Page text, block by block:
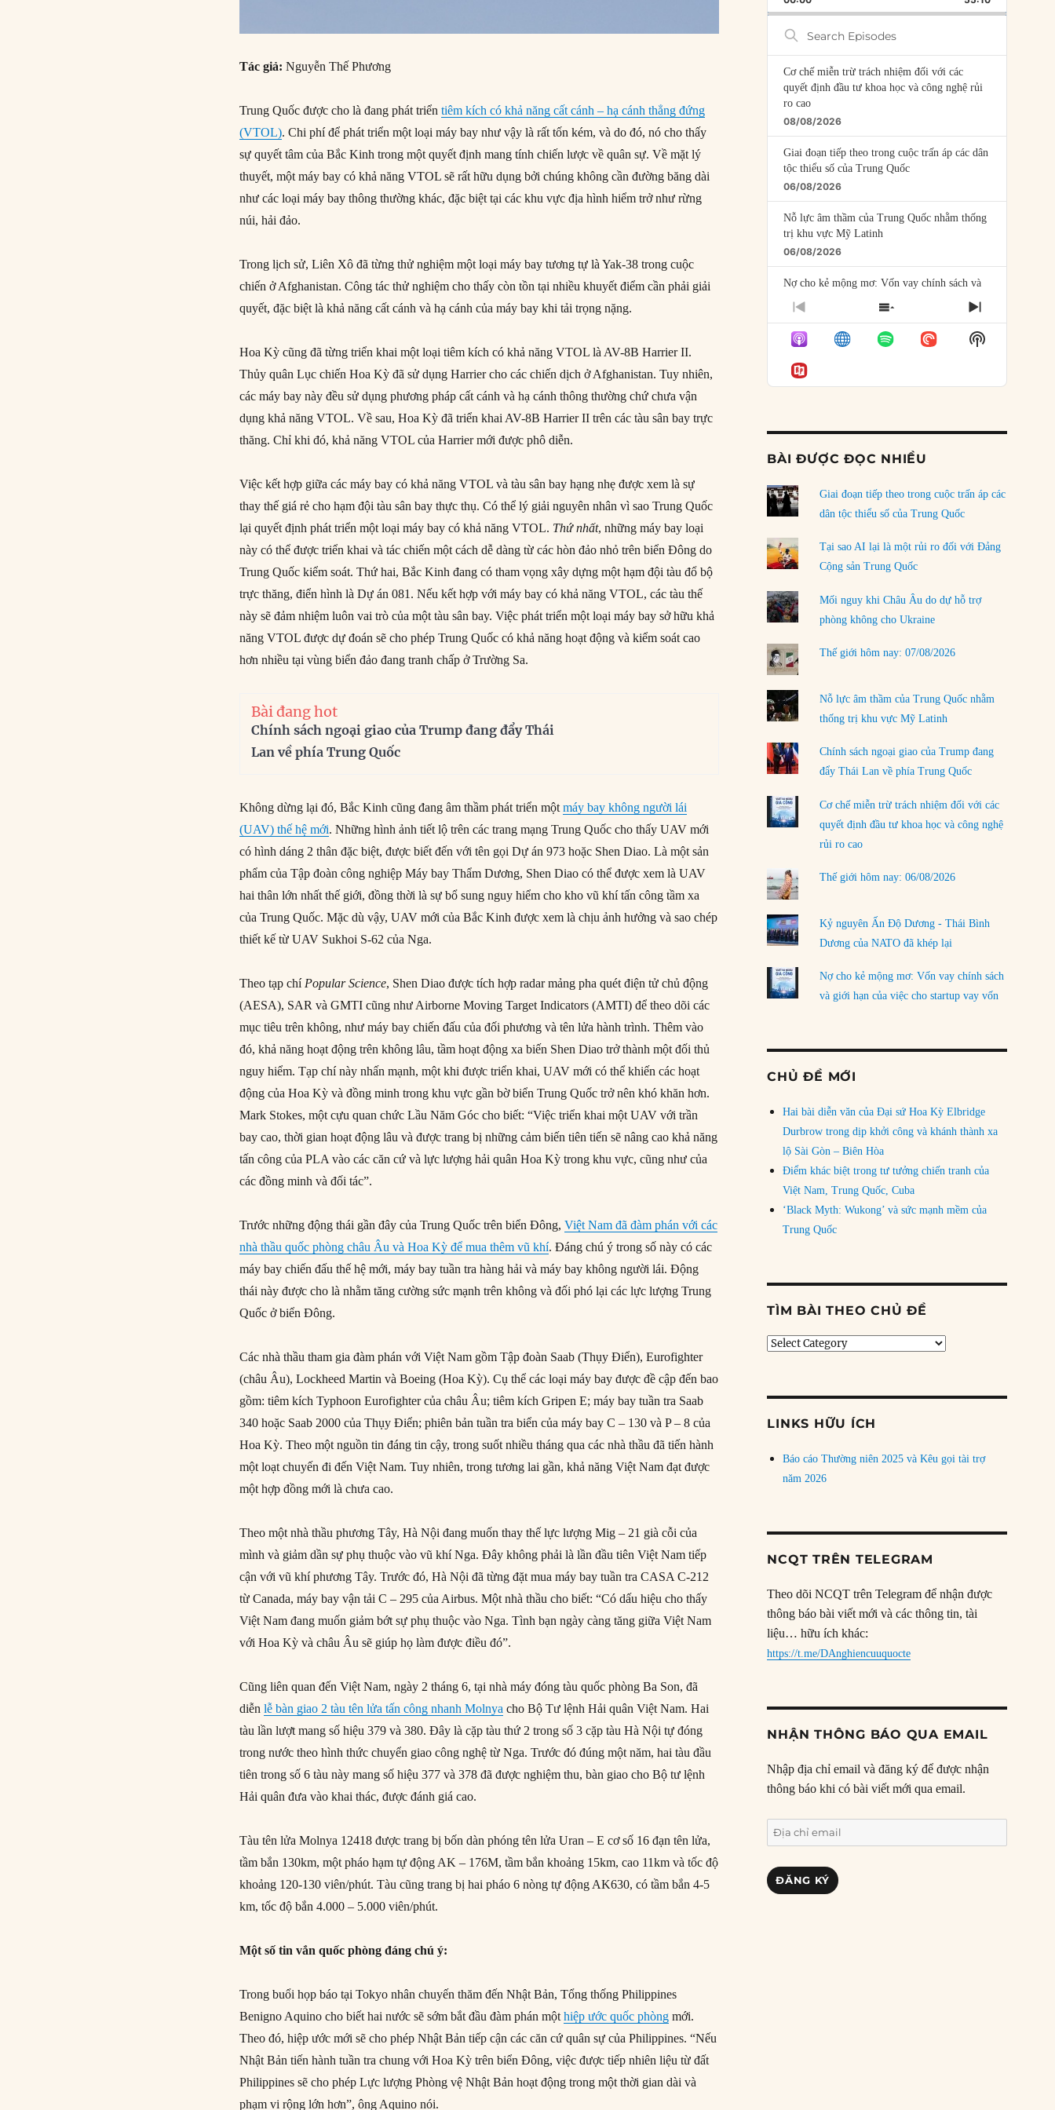
Tác giả: Nguyễn Thế Phương
Trung Quốc được cho là đang phát triểntiêm kích có khả năng cất cánh – hạ cánh thẳng đứng
(VTOL). Chi phí để phát triển một loại máy bay như vậy là rất tốn kém, và do đó, nó cho thấy
sự quyết tâm của Bắc Kinh trong một quyết định mang tính chiến lược về quân sự. Về mặt lý
thuyết, một máy bay có khả năng VTOL sẽ rất hữu dụng bởi chúng không cần đường băng dài
như các loại máy bay thông thường khác, đặc biệt tại các khu vực địa hình hiểm trở như rừng
núi, hải đảo.
Trong lịch sử, Liên Xô đã từng thử nghiệm một loại máy bay tương tự là Yak-38 trong cuộc
chiến ở Afghanistan. Công tác thử nghiệm cho thấy còn tồn tại nhiều khuyết điểm cần phải giải
quyết, đặc biệt là khả năng cất cánh và hạ cánh của máy bay khi tải trọng nặng.
Hoa Kỳ cũng đã từng triển khai một loại tiêm kích có khả năng VTOL là AV-8B Harrier II.
Thủy quân Lục chiến Hoa Kỳ đã sử dụng Harrier cho các chiến dịch ở Afghanistan. Tuy nhiên,
các máy bay này đều sử dụng phương pháp cất cánh và hạ cánh thông thường chứ chưa vận
dụng khả năng VTOL. Về sau, Hoa Kỳ đã triển khai AV-8B Harrier II trên các tàu sân bay trực
thăng. Chỉ khi đó, khả năng VTOL của Harrier mới được phô diễn.
Việc kết hợp giữa các máy bay có khả năng VTOL và tàu sân bay hạng nhẹ được xem là sự
thay thế giá rẻ cho hạm đội tàu sân bay thực thụ. Có thể lý giải nguyên nhân vì sao Trung Quốc
lại quyết định phát triển một loại máy bay có khả năng VTOL. Thứ nhất, những máy bay loại
này có thể được triển khai và tác chiến một cách dễ dàng từ các hòn đảo nhỏ trên biển Đông do
Trung Quốc kiểm soát. Thứ hai, Bắc Kinh đang có tham vọng xây dựng một hạm đội tàu đổ bộ
trực thăng, điển hình là Dự án 081. Nếu kết hợp với máy bay có khả năng VTOL, các tàu thế
này sẽ đảm nhiệm luôn vai trò của một tàu sân bay. Việc phát triển một loại máy bay sở hữu khả
năng VTOL được dự đoán sẽ cho phép Trung Quốc có khả năng hoạt động và kiểm soát cao
hơn nhiều tại vùng biển đảo đang tranh chấp ở Trường Sa.
Bài đang hot
Chính sách ngoại giao của Trump đang đẩy Thái
Lan về phía Trung Quốc
Không dừng lại đó, Bắc Kinh cũng đang âm thầm phát triển mộtmáy bay không người lái
(UAV) thế hệ mới. Những hình ảnh tiết lộ trên các trang mạng Trung Quốc cho thấy UAV mới
có hình dáng 2 thân đặc biệt, được biết đến với tên gọi Dự án 973 hoặc Shen Diao. Là một sản
phẩm của Tập đoàn công nghiệp Máy bay Thẩm Dương, Shen Diao có thể được xem là UAV
hai thân lớn nhất thế giới, đồng thời là sự bổ sung nguy hiểm cho kho vũ khí tấn công tầm xa
của Trung Quốc. Mặc dù vậy, UAV mới của Bắc Kinh được xem là chịu ảnh hưởng và sao chép
thiết kế từ UAV Sukhoi S-62 của Nga.
Theo tạp chí Popular Science, Shen Diao được tích hợp radar mảng pha quét điện tử chủ động
(AESA), SAR và GMTI cũng như Airborne Moving Target Indicators (AMTI) để theo dõi các
mục tiêu trên không, như máy bay chiến đấu của đối phương và tên lửa hành trình. Thêm vào
đó, khả năng hoạt động trên không lâu, tầm hoạt động xa biến Shen Diao trở thành một đối thủ
nguy hiểm. Tạp chí này nhấn mạnh, một khi được triển khai, UAV mới có thể khiến các hoạt
động của Hoa Kỳ và đồng minh trong khu vực gần bờ biển Trung Quốc trở nên khó khăn hơn.
Mark Stokes, một cựu quan chức Lầu Năm Góc cho biết: “Việc triển khai một UAV với trần
bay cao, thời gian hoạt động lâu và được trang bị những cảm biến tiên tiến sẽ nâng cao khả năng
tấn công của PLA vào các căn cứ và lực lượng hải quân Hoa Kỳ trong khu vực, cũng như của
các đồng minh và đối tác”.
Trước những động thái gần đây của Trung Quốc trên biển Đông,Việt Nam đã đàm phán với các
nhà thầu quốc phòng châu Âu và Hoa Kỳ để mua thêm vũ khí. Đáng chú ý trong số này có các
máy bay chiến đấu thế hệ mới, máy bay tuần tra hàng hải và máy bay không người lái. Động
thái này được cho là nhằm tăng cường sức mạnh trên không và đối phó lại các lực lượng Trung
Quốc ở biển Đông.
Các nhà thầu tham gia đàm phán với Việt Nam gồm Tập đoàn Saab (Thụy Điển), Eurofighter
(châu Âu), Lockheed Martin và Boeing (Hoa Kỳ). Cụ thể các loại máy bay được đề cập đến bao
gồm: tiêm kích Typhoon Eurofighter của châu Âu; tiêm kích Gripen E; máy bay tuần tra Saab
340 hoặc Saab 2000 của Thụy Điển; phiên bản tuần tra biển của máy bay C – 130 và P – 8 của
Hoa Kỳ. Theo một nguồn tin đáng tin cậy, trong suốt nhiều tháng qua các nhà thầu đã tiến hành
một loạt chuyến đi đến Việt Nam. Tuy nhiên, trong tương lai gần, khả năng Việt Nam đạt được
một hợp đồng mới là chưa cao.
Theo một nhà thầu phương Tây, Hà Nội đang muốn thay thế lực lượng Mig – 21 già cỗi của
mình và giảm dần sự phụ thuộc vào vũ khí Nga. Đây không phải là lần đầu tiên Việt Nam tiếp
cận với vũ khí phương Tây. Trước đó, Hà Nội đã từng đặt mua máy bay tuần tra CASA C-212
từ Canada, máy bay vận tải C – 295 của Airbus. Một nhà thầu cho biết: “Có dấu hiệu cho thấy
Việt Nam đang muốn giảm bớt sự phụ thuộc vào Nga. Tình bạn ngày càng tăng giữa Việt Nam
với Hoa Kỳ và châu Âu sẽ giúp họ làm được điều đó”.
Cũng liên quan đến Việt Nam, ngày 2 tháng 6, tại nhà máy đóng tàu quốc phòng Ba Son, đã
diễnlễ bàn giao 2 tàu tên lửa tấn công nhanh Molnya cho Bộ Tư lệnh Hải quân Việt Nam. Hai
tàu lần lượt mang số hiệu 379 và 380. Đây là cặp tàu thứ 2 trong số 3 cặp tàu Hà Nội tự đóng
trong nước theo hình thức chuyển giao công nghệ từ Nga. Trước đó đúng một năm, hai tàu đầu
tiên trong số 6 tàu này mang số hiệu 377 và 378 đã được nghiệm thu, bàn giao cho Bộ tư lệnh
Hải quân đưa vào khai thác, được đánh giá cao.
Tàu tên lửa Molnya 12418 được trang bị bốn dàn phóng tên lửa Uran – E cơ số 16 đạn tên lửa,
tầm bắn 130km, một pháo hạm tự động AK – 176M, tầm bắn khoảng 15km, cao 11km và tốc độ
khoảng 120-130 viên/phút. Tàu cũng trang bị hai pháo 6 nòng tự động AK630, có tầm bắn 4-5
km, tốc độ bắn 4.000 – 5.000 viên/phút.
Một số tin vắn quốc phòng đáng chú ý:
Trong buổi họp báo tại Tokyo nhân chuyến thăm đến Nhật Bản, Tổng thống Philippines
Benigno Aquino cho biết hai nước sẽ sớm bắt đầu đàm phán mộthiệp ước quốc phòng mới.
Theo đó, hiệp ước mới sẽ cho phép Nhật Bản tiếp cận các căn cứ quân sự của Philippines. “Nếu
Nhật Bản tiến hành tuần tra chung với Hoa Kỳ trên biển Đông, việc được tiếp nhiên liệu từ đất
Philippines sẽ cho phép Lực lượng Phòng vệ Nhật Bản hoạt động trong một thời gian dài và
phạm vi rộng lớn hơn”, ông Aquino nói.
Search
Episodes
Cơ chế miễn trừ trách nhiệm đối với các
quyết định đầu tư khoa học và công nghệ rủi
ro cao
08/08/2026
Giai đoạn tiếp theo trong cuộc trấn áp các dân
tộc thiểu số của Trung Quốc
06/08/2026
Nỗ lực âm thầm của Trung Quốc nhằm thống
trị khu vực Mỹ Latinh
06/08/2026
Nợ cho kẻ mộng mơ: Vốn vay chính sách và
giới hạn của việc cho startup vay vốn
Mỹ Latinh đang trở thành “phòng thí nghiệm”
của phe cánh hữu mới
04/08/2026
Ngoại trưởng Nhật Bản?
Dương
03/08/2026
Đặt cược vào thất bại: Các quỹ đầu tư mạo
hiểm quốc gia và khía cạnh chính trị của vốn
02/08/2026
Làm thế nào để kết thúc Chiến tranh Iran?
01/08/2026
Chiến lược kế tiếp của Bắc Kinh ở Biển Đông
31/07/2026
LOAD MORE
PREVIOUS
EPISODE
SHOW
EPISODES
LIST
NEXT
EPISODE
Show
Podcast
BÀI ĐƯỢC ĐỌC NHIỀU
Giai đoạn tiếp theo trong cuộc trấn áp các
dân tộc thiểu số của Trung Quốc
Tại sao AI lại là một rủi ro đối với Đảng
Cộng sản Trung Quốc
Mối nguy khi Châu Âu do dự hỗ trợ
phòng không cho Ukraine
Thế giới hôm nay: 07/08/2026
Nỗ lực âm thầm của Trung Quốc nhằm
thống trị khu vực Mỹ Latinh
Chính sách ngoại giao của Trump đang
đẩy Thái Lan về phía Trung Quốc
Cơ chế miễn trừ trách nhiệm đối với các
quyết định đầu tư khoa học và công nghệ
rủi ro cao
Thế giới hôm nay: 06/08/2026
Kỷ nguyên Ấn Độ Dương - Thái Bình
Dương của NATO đã khép lại
Nợ cho kẻ mộng mơ: Vốn vay chính sách
và giới hạn của việc cho startup vay vốn
CHỦ ĐỀ MỚI
Hai bài diễn văn của Đại sứ Hoa Kỳ Elbridge
Durbrow trong dịp khởi công và khánh thành xa
lộ Sài Gòn – Biên Hòa
Điểm khác biệt trong tư tưởng chiến tranh của
Việt Nam, Trung Quốc, Cuba
‘Black Myth: Wukong’ và sức mạnh mềm của
Trung Quốc
TÌM BÀI THEO CHỦ ĐỀ
Tìm
LINKS HỮU ÍCH
Báo cáo Thường niên 2025 và Kêu gọi tài trợ
năm 2026
NCQT TRÊN TELEGRAM
Theo dõi NCQT trên Telegram để nhận được
thông báo bài viết mới và các thông tin, tài
liệu… hữu ích khác:
https://t.me/DAnghiencuuquocte
NHẬN THÔNG BÁO QUA EMAIL
Nhập địa chỉ email và đăng ký để được nhận
thông báo khi có bài viết mới qua email.
Địa
chỉ
email
ĐĂNG KÝ